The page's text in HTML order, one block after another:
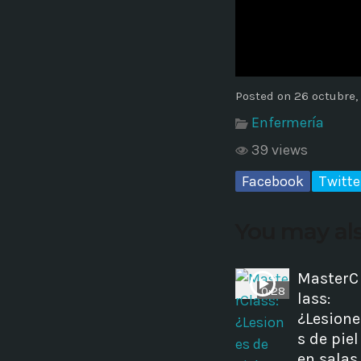
Noticia de personal salud 5
Posted on 26 octubre,
Enfermería
39 views
Facebook
0:28
MasterC
lass:
¿Lesione
s de piel